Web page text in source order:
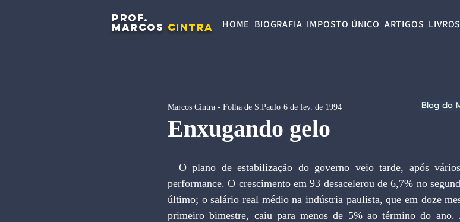
PROF.
MARCOS CINTRA HOME BIOGRAFIA IMPOSTO ÚNICO ARTIGOS LIVROS
Enxugando gelo
Marcos Cintra - Folha de S.Paulo 6 de fev. de 1994
performance. O crescimento em 93 desacelerou de 6,7% no
último; o salário real médio na indústria paulista, que em doze
primeiro bimestre, caiu para menos de 5% ao término do
Blog do